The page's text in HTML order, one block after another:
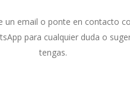
un email o ponte en contacto
para cualquier duda o
tengas.